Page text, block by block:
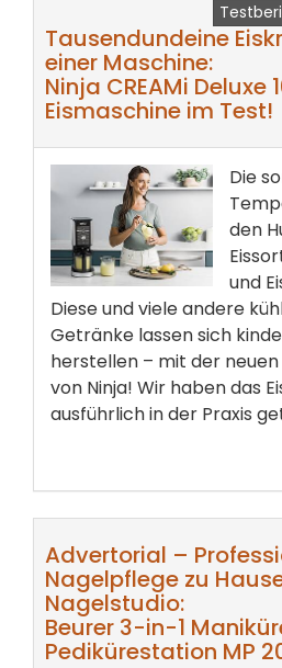
Tausendundeine
einer Maschine:
Ninja CREAMi Deluxe
Eismaschine im Test!
Die
den
und
Diese und viele andere
Getränke lassen sich
herstellen – mit der neuen
von Ninja! Wir haben das
ausführlich in der Praxis
Advertorial –
Nagelpflege zu
Nagelstudio:
Beurer 3-in-1
Pedikürestation MP